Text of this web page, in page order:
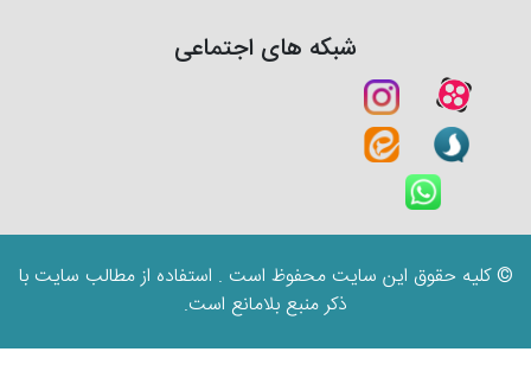
شبکه های اجتماعی
© کلیه حقوق این سایت محفوظ است . استفاده از مطالب سایت با
ذکر منبع بلامانع است.